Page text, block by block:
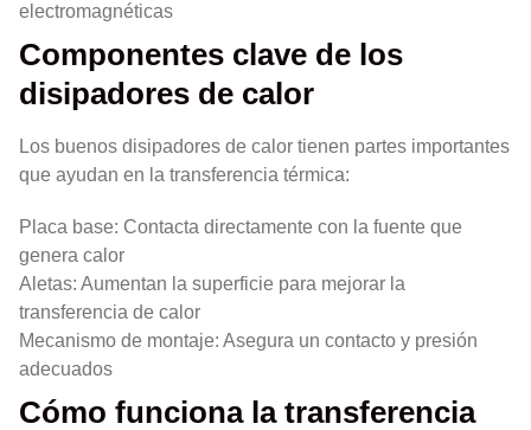
electromagnéticas
Componentes clave de los
disipadores de calor
Los buenos disipadores de calor tienen partes importantes
que ayudan en la transferencia térmica:
Placa base: Contacta directamente con la fuente que
genera calor
Aletas: Aumentan la superficie para mejorar la
transferencia de calor
Mecanismo de montaje: Asegura un contacto y presión
adecuados
Cómo funciona la transferencia